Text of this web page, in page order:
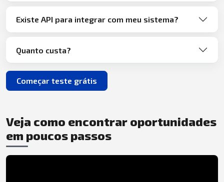
Existe API para integrar com meu sistema?
Quanto custa?
Começar teste grátis
Veja como encontrar oportunidades
em poucos passos